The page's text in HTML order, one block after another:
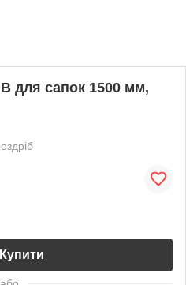
для сапок 1500 мм,
Купити